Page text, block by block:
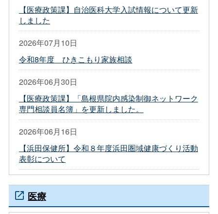
【医療政策課】自治医科大学入試情報について更新
しました
2026年07月10日
令和8年度 ひきこもり家族相談
2026年06月30日
【医療政策課】「島根県院内感染制御ネットワーク
専門相談員名簿」を更新しました。
2026年06月16日
【浜田保健所】令和８年度浜田圏域健康づくり活動
表彰について
医療